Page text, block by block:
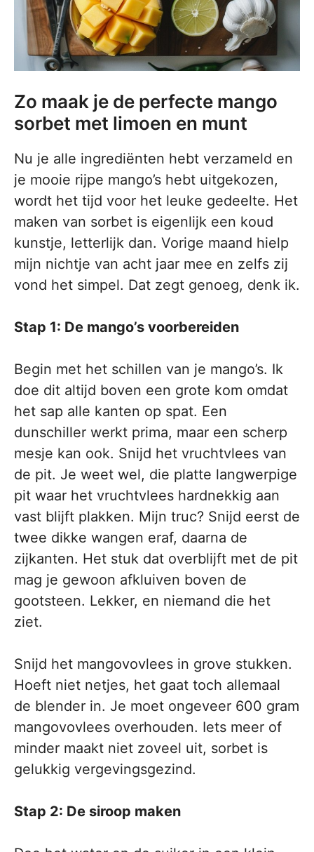
Zo maak je de perfecte mango
sorbet met limoen en munt
Nu je alle ingrediënten hebt verzameld en
je mooie rijpe mango’s hebt uitgekozen,
wordt het tijd voor het leuke gedeelte. Het
maken van sorbet is eigenlijk een koud
kunstje, letterlijk dan. Vorige maand hielp
mijn nichtje van acht jaar mee en zelfs zij
vond het simpel. Dat zegt genoeg, denk ik.
Stap 1: De mango’s voorbereiden
Begin met het schillen van je mango’s. Ik
doe dit altijd boven een grote kom omdat
het sap alle kanten op spat. Een
dunschiller werkt prima, maar een scherp
mesje kan ook. Snijd het vruchtvlees van
de pit. Je weet wel, die platte langwerpige
pit waar het vruchtvlees hardnekkig aan
vast blijft plakken. Mijn truc? Snijd eerst de
twee dikke wangen eraf, daarna de
zijkanten. Het stuk dat overblijft met de pit
mag je gewoon afkluiven boven de
gootsteen. Lekker, en niemand die het
ziet.
Snijd het mangovovlees in grove stukken.
Hoeft niet netjes, het gaat toch allemaal
de blender in. Je moet ongeveer 600 gram
mangovovlees overhouden. Iets meer of
minder maakt niet zoveel uit, sorbet is
gelukkig vergevingsgezind.
Stap 2: De siroop maken